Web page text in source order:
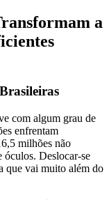
a
com algum grau de
enfrentam
milhões não
óculos. Deslocar-se
que vai muito além do